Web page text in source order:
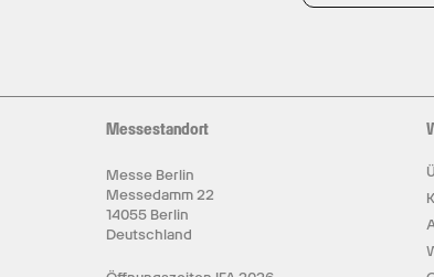
Messestandort
Messe Berlin
Messedamm 22
14055 Berlin
Deutschland